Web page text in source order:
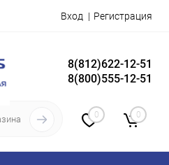
Вход Регистрация
8(812)622-12-51
8(800)555-12-51
0 0